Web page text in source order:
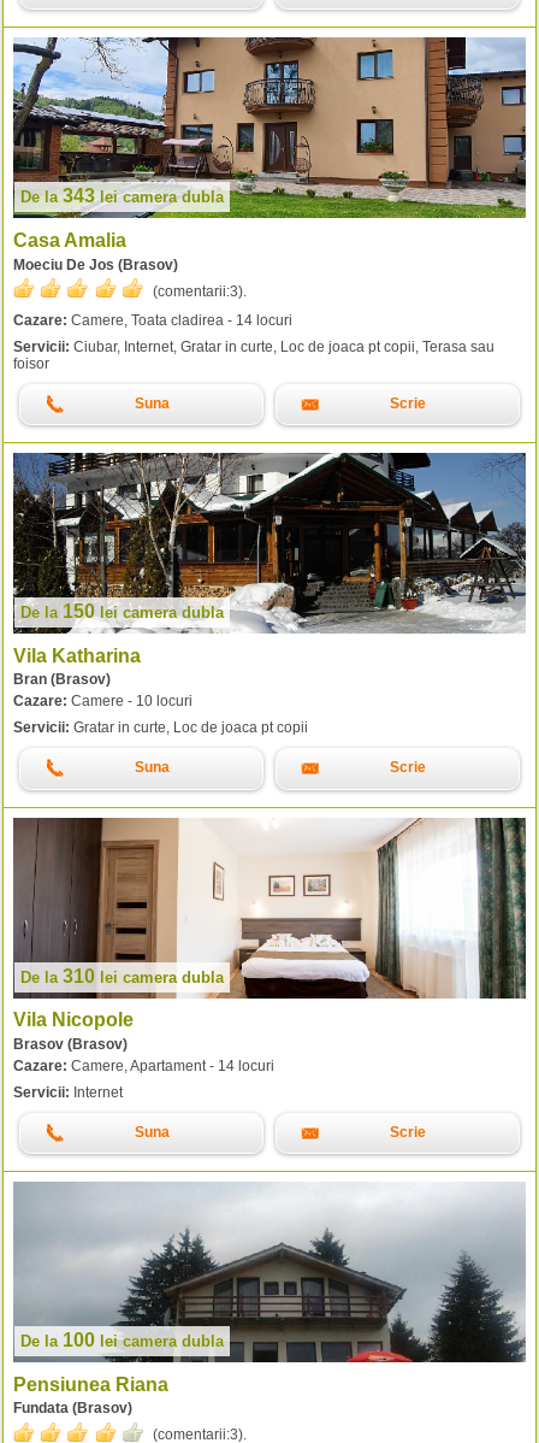
De la 343leicamera dubla
Casa Amalia
Moeciu De Jos (Brasov)
(comentarii:3).
Cazare: Camere, Toata cladirea - 14 locuri
Servicii: Ciubar, Internet, Gratar in curte, Loc de joaca pt copii, Terasa sau
foisor
Suna Scrie
De la 150lei camera dubla
Vila Katharina
Bran (Brasov)
Cazare: Camere - 10 locuri
Servicii: Gratar in curte, Loc de joaca pt copii
Suna Scrie
De la 310 lei camera dubla
Vila Nicopole
Brasov (Brasov)
Cazare: Camere, Apartament - 14 locuri
Servicii: Internet
Suna Scrie
De la 100 lei camera dubla
Pensiunea Riana
Fundata (Brasov)
(comentarii:3).